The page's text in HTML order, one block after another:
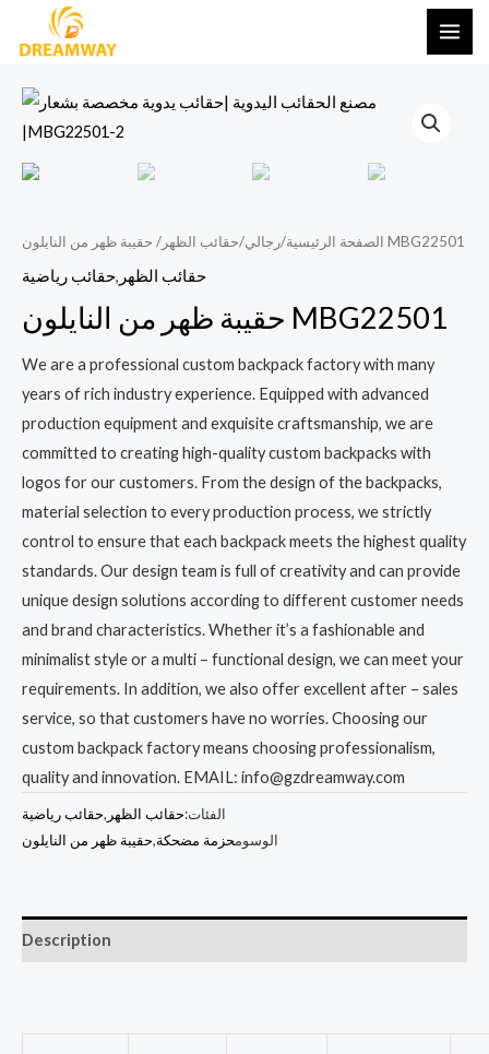
إلى
الصفحة الرئيسية/رجالي/حقائب الظهر / حقيبة ظهر من النايلون MBG22501
حقائب الظهر ,حقائب رياضية
حقيبة ظهر من النايلون MBG22501
We are a professional custom backpack factory with many
years of rich industry experience. Equipped with advanced
production equipment and exquisite craftsmanship, we are
committed to creating high-quality custom backpacks with
logos for our customers. From the design of the backpacks,
material selection to every production process, we strictly
control to ensure that each backpack meets the highest quality
standards. Our design team is full of creativity and can provide
unique design solutions according to different customer needs
and brand characteristics. Whether it’s a fashionable and
minimalist style or a multi – functional design, we can meet your
requirements. In addition, we also offer excellent after – sales
service, so that customers have no worries. Choosing our
custom backpack factory means choosing professionalism,
quality and innovation. EMAIL: info@gzdreamway.com
الفئات:حقائب الظهر ,حقائب رياضية
الوسومحزمة مضحكة,حقيبة ظهر من النايلون
Description